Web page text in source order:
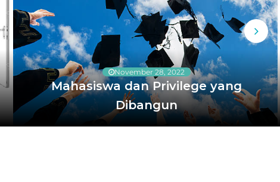
November 28, 2022
Mahasiswa dan Privilege yang
Dibangun